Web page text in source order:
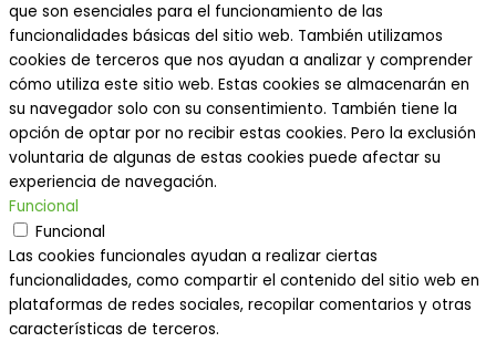
que son esenciales para el funcionamiento de las
funcionalidades básicas del sitio web. También utilizamos
cookies de terceros que nos ayudan a analizar y comprender
cómo utiliza este sitio web. Estas cookies se almacenarán en
su navegador solo con su consentimiento. También tiene la
opción de optar por no recibir estas cookies. Pero la exclusión
voluntaria de algunas de estas cookies puede afectar su
experiencia de navegación.
Funcional
Funcional
Las cookies funcionales ayudan a realizar ciertas
funcionalidades, como compartir el contenido del sitio web en
plataformas de redes sociales, recopilar comentarios y otras
características de terceros.